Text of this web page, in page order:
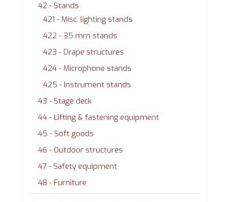
42 - Stands
421 - Misc. lighting stands
422 - 35 mm stands
423 - Drape structures
424 - Microphone stands
425 - Instrument stands
43 - Stage deck
44 - Lifting & fastening equipment
45 - Soft goods
46 - Outdoor structures
47 - Safety equipment
48 - Furniture